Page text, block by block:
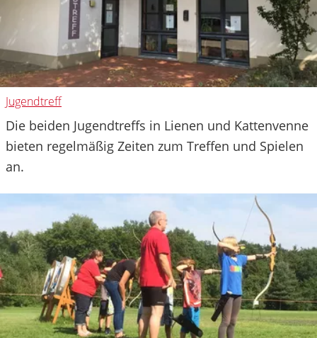
Jugendtreff
Die beiden Jugendtreffs in Lienen und Kattenvenne
bieten regelmäßig Zeiten zum Treffen und Spielen
an.